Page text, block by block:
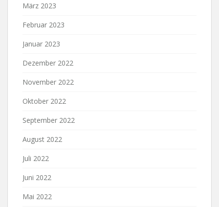
März 2023
Februar 2023
Januar 2023
Dezember 2022
November 2022
Oktober 2022
September 2022
August 2022
Juli 2022
Juni 2022
Mai 2022